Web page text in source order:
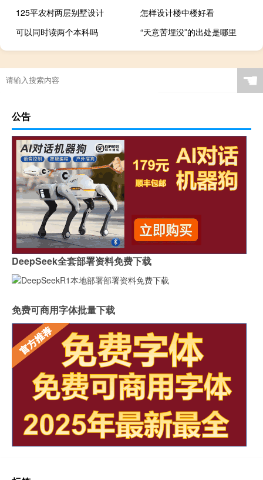
125平农村两层别墅设计
怎样设计楼中楼好看
可以同时读两个本科吗
“天意苦埋没”的出处是哪里
☚
公告
DeepSeek全套部署资料免费下载
免费可商用字体批量下载